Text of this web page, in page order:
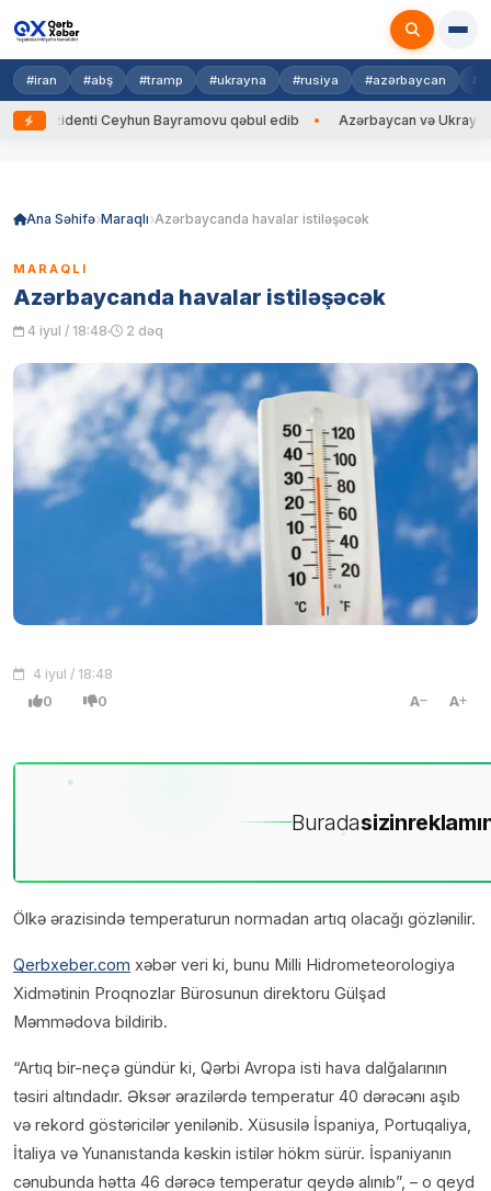
#iran #abş #tramp #ukrayna #rusiya #azərbaycan
Ceyhun Bayramovu qəbul edib Azərbaycan və Ukrayna XİN
Ana Səhifə Maraqlı Azərbaycanda havalar istiləşəcək
MARAQLI
Azərbaycanda havalar istiləşəcək
4 iyul / 18:48 2 dəq
4 iyul / 18:48
0 0 A A
Buradasizin
Ölkə ərazisində temperaturun normadan artıq olacağı gözlənilir.
Qerbxeber.com xəbər veri ki, bunu Milli Hidrometeorologiya
Xidmətinin Proqnozlar Bürosunun direktoru Gülşad
Məmmədova bildirib.
“Artıq bir-neçə gündür ki, Qərbi Avropa isti hava dalğalarının
təsiri altındadır. Əksər ərazilərdə temperatur 40 dərəcənı aşıb
və rekord göstəricilər yenilənib. Xüsusilə İspaniya, Portuqaliya,
İtaliya və Yunanıstanda kəskin istilər hökm sürür. İspaniyanın
cənubunda hətta 46 dərəcə temperatur qeydə alınıb”, – o qeyd